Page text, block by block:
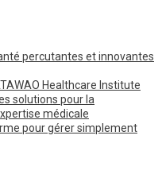
percutantes et innovantes
Healthcare Institute
solutions pour la
médicale
pour gérer simplement